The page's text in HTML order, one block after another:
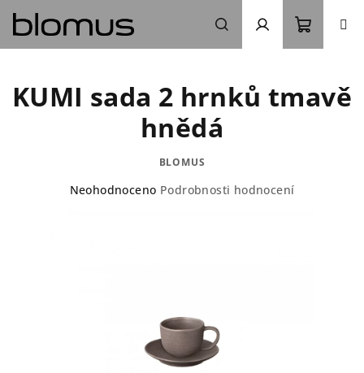
obsah
Hledat Přihlášení
košík
KUMI sada 2 hrnků tmavě
hnědá
BLOMUS
Průměrné
Neohodnoceno Podrobnosti hodnocení